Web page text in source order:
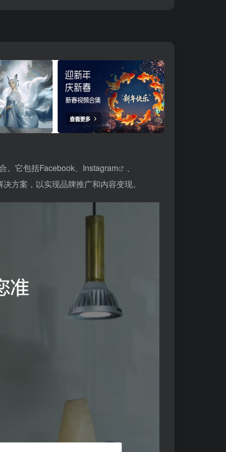
它包括Facebook、 Instagram
、
方案，以实现品牌推广和内容变现。